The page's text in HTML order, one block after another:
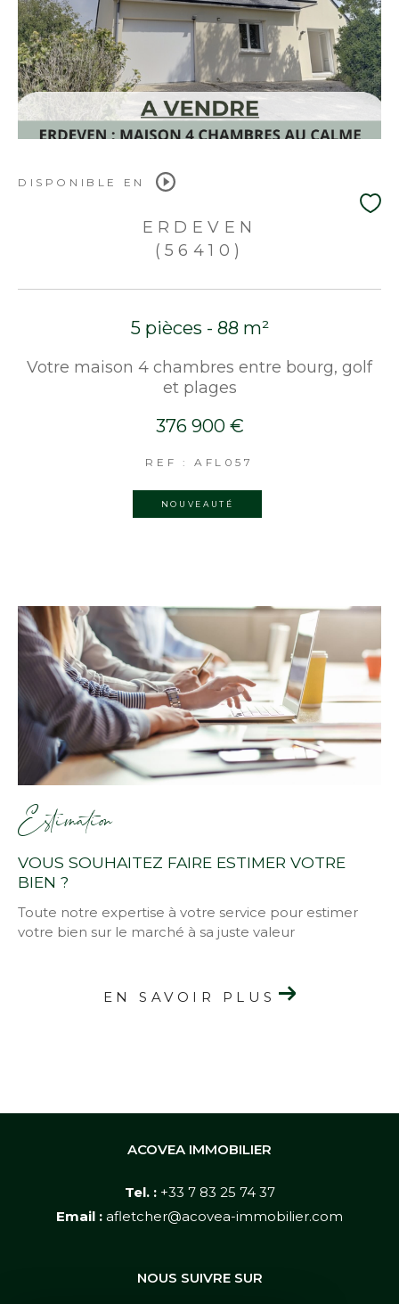
DISPONIBLE EN
ERDEVEN
(56410)
5 pièces - 88 m²
Votre maison 4 chambres entre bourg, golf
et plages
376 900 €
REF : AFL057
NOUVEAUTÉ
Estimation
VOUS SOUHAITEZ FAIRE ESTIMER VOTRE
BIEN ?
Toute notre expertise à votre service pour estimer
votre bien sur le marché à sa juste valeur
EN SAVOIR PLUS
ACOVEA IMMOBILIER
Tel. : +33 7 83 25 74 37
Email : afletcher@acovea-immobilier.com
NOUS SUIVRE SUR